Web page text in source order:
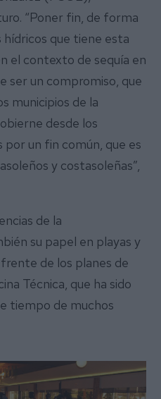
“Poner fin, de forma
que tiene esta
el contexto de sequía en
ser un compromiso, que
municipios de la
desde los
un fin común, que es
y costasoleñas”,
de la
su papel en playas y
de los planes de
Técnica, que ha sido
tiempo de muchos